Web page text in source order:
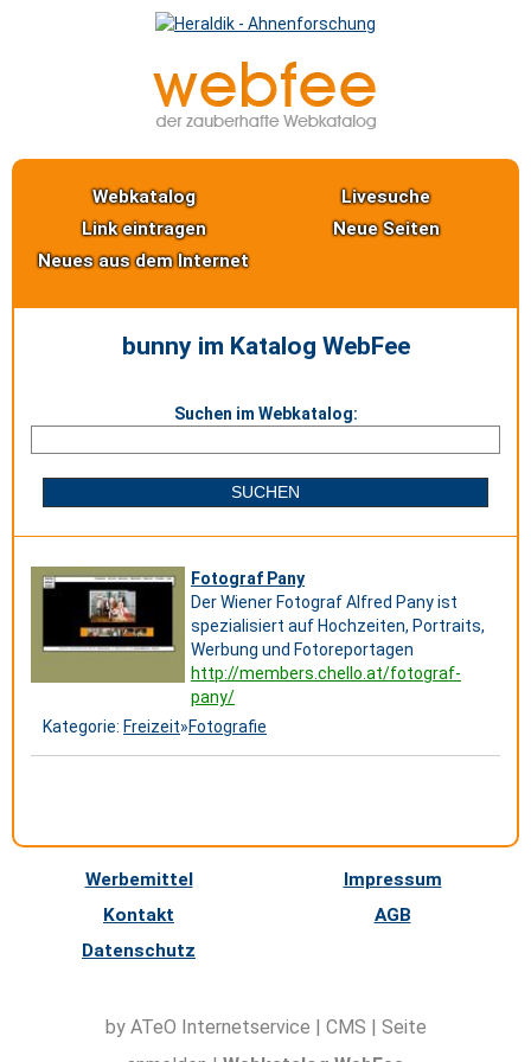
Webkatalog
Livesuche
Link eintragen
Neue Seiten
Neues aus dem Internet
bunny im Katalog WebFee
Suchen im Webkatalog:
Fotograf Pany
Der Wiener Fotograf Alfred Pany ist
spezialisiert auf Hochzeiten, Portraits,
Werbung und Fotoreportagen
http://members.chello.at/fotograf-
pany/
Kategorie: Freizeit»Fotografie
Werbemittel
Impressum
Kontakt
AGB
Datenschutz
by ATeO Internetservice | CMS | Seite